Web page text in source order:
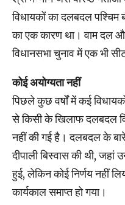
विधायकों का दलबदल पश्चिम
का एक कारण था। वाम दल
विधानसभा चुनाव में एक भी
कोई अयोग्यता नहीं
पिछले कुछ वर्षों में कई
से किसी के खिलाफ दलबदल
नहीं की गई है। दलबदल के
दीपाली बिस्वास की थी,
हुई, लेकिन कोई निर्णय नहीं
कार्यकाल समाप्त हो गया।